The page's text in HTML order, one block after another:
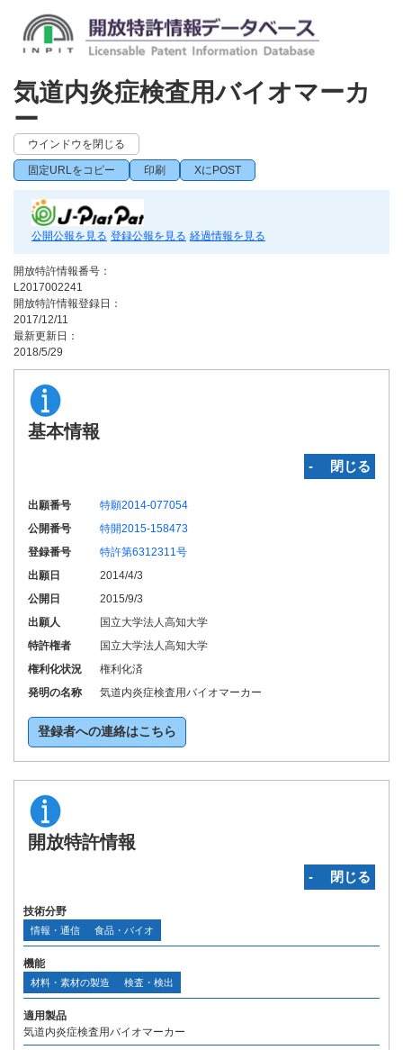
気道内炎症検査用バイオマーカ
ー
ウインドウを閉じる
固定URLをコピー 印刷 XにPOST
公開公報を見る 登録公報を見る 経過情報を見る
開放特許情報番号：
L2017002241
開放特許情報登録日：
2017/12/11
最新更新日：
2018/5/29
基本情報
‐ 閉じる
出願番号
特願2014-077054
公開番号
特開2015-158473
登録番号
特許第6312311号
出願日
2014/4/3
公開日
2015/9/3
出願人
国立大学法人高知大学
特許権者
国立大学法人高知大学
権利化状況
権利化済
発明の名称
気道内炎症検査用バイオマーカー
登録者への連絡はこちら
開放特許情報
‐ 閉じる
技術分野
情報・通信 食品・バイオ
機能
材料・素材の製造 検査・検出
適用製品
気道内炎症検査用バイオマーカー